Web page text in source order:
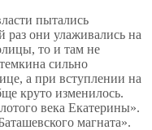
пытались
раз они улаживались на
то и там не
сильно
а при вступлении на
круто изменилось.
века Екатерины».
магната».